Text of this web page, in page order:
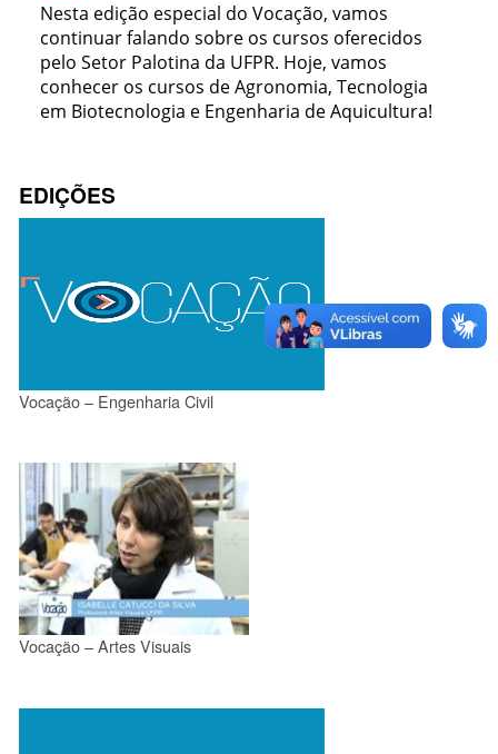
Nesta edição especial do Vocação, vamos
continuar falando sobre os cursos oferecidos
pelo Setor Palotina da UFPR. Hoje, vamos
conhecer os cursos de Agronomia, Tecnologia
em Biotecnologia e Engenharia de Aquicultura!
EDIÇÕES
Vocação – Engenharia Civil
Vocação – Artes Visuais